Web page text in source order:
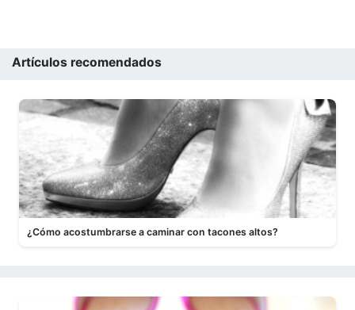
Artículos recomendados
¿Cómo acostumbrarse a caminar con tacones altos?